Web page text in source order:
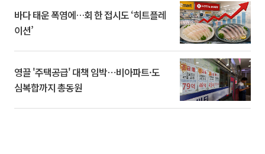
바다 태운 폭염에…회 한 접시도 ‘히트플레
이션’
영끌 '주택공급' 대책 임박⋯비아파트·도
심복합까지 총동원